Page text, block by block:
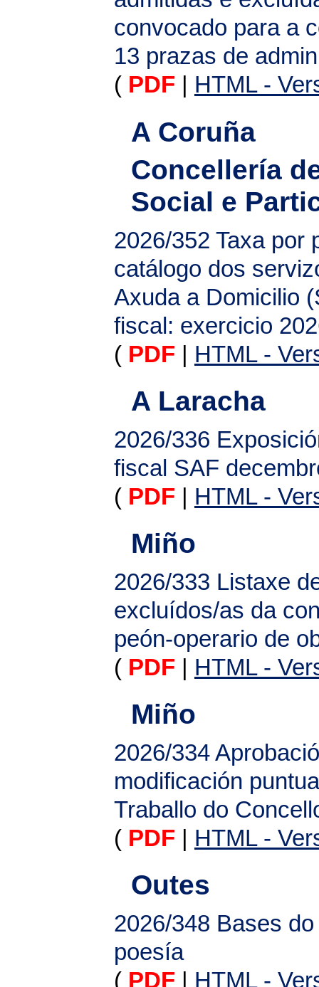
convocado para a
13 prazas de
( PDF HTML -
A Coruña
Concellería
Social e
2026/352 Taxa por
catálogo dos
Axuda a Domicilio
fiscal: exercicio
( PDF HTML -
A Laracha
2026/336
fiscal SAF
( PDF HTML -
Miño
2026/333 Listaxe
excluídos/as da
peón-operario de
( PDF HTML -
Miño
2026/334
modificación
Traballo do
( PDF HTML -
Outes
2026/348 Bases
poesía
( PDF HTML -